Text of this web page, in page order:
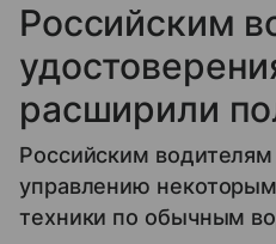
Российским
расширили
Российским
управлению
техники по обычным